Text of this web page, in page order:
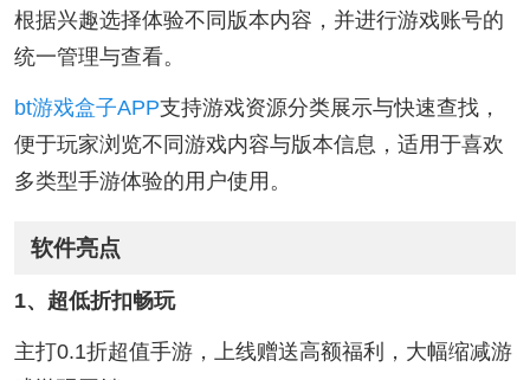
根据兴趣选择体验不同版本内容，并进行游戏账号的
统一管理与查看。
bt游戏盒子APP支持游戏资源分类展示与快速查找，
便于玩家浏览不同游戏内容与版本信息，适用于喜欢
多类型手游体验的用户使用。
软件亮点
1、超低折扣畅玩
主打0.1折超值手游，上线赠送高额福利，大幅缩减游